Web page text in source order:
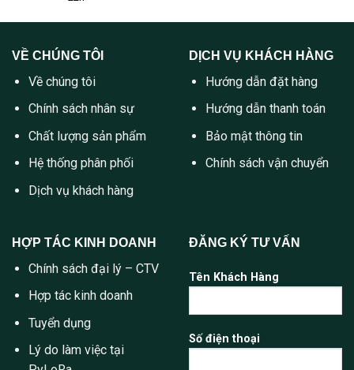
VỀ CHÚNG TÔI
Về chúng tôi
Chính sách nhân sự
Chất lượng sản phẩm
Hệ thống phân phối
Dịch vụ khách hàng
DỊCH VỤ KHÁCH HÀNG
Hướng dẫn đặt hàng
Hướng dẫn thanh toán
Bảo mật thông tin
Chính sách vận chuyển
HỢP TÁC KINH DOANH
Chính sách đại lý – CTV
Hợp tác kinh doanh
Tuyển dụng
Lý do làm việc tại
ĐĂNG KÝ TƯ VẤN
Tên Khách Hàng
Số điện thoại